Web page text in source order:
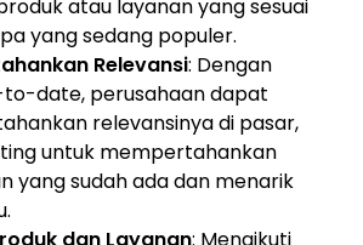
atau layanan yang sesuai
yang sedang populer.
Relevansi: Dengan
date, perusahaan dapat
relevansinya di pasar,
untuk mempertahankan
yang sudah ada dan menarik